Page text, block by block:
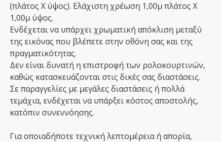
(πλάτος Χ ύψος). Ελάχιστη χρέωση 1,00μ πλάτος Χ
1,00μ ύψος.
Ενδέχεται να υπάρχει χρωματική απόκλιση μεταξύ
της εικόνας που βλέπετε στην οθόνη σας και της
πραγματικότητας.
Δεν είναι δυνατή η επιστροφή των ρολοκουρτινών,
καθώς κατασκευάζονται στις δικές σας διαστάσεις.
Σε παραγγελίες με μεγάλες διαστάσεις ή πολλά
τεμάχια, ενδέχεται να υπάρξει κόστος αποστολής,
κατόπιν συνεννόησης.
Για οποιαδήποτε τεχνική λεπτομέρεια ή απορία,